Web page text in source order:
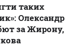
таких
Олександр
за Жирону,